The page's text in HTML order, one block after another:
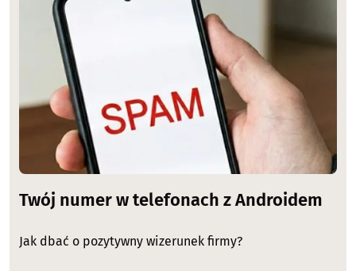
Twój numer w telefonach z Androidem
Jak dbać o pozytywny wizerunek firmy?